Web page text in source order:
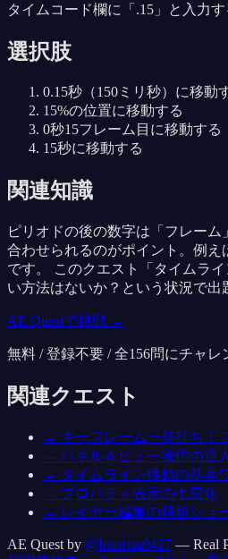
タイムコード欄に「.15」と入力
選択肢
0.15秒（150ミリ秒）に移動
15%の位置に移動する
0秒15フレーム目に移動する
15秒に移動する
関連知識
ピリオドの後の数字は「フレー
合わせられるのがポイント。例え
です。 このクエスト「タイムラ
い方法はないか？という状況で
AE Questで挑戦 →
無料 / 登録不要 / 全156問にチャレ
関連クエスト
→ キーフレーム一発打ち！
→ パネル＆ビュー操作の達人
→ タイムライン移動の基本
→ プロパティ表示の七変化
→ レイヤー編集の時短ショ
AE Quest by @Inoshita0427 — Real